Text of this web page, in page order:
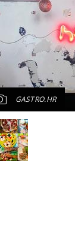
GASTRO.HR